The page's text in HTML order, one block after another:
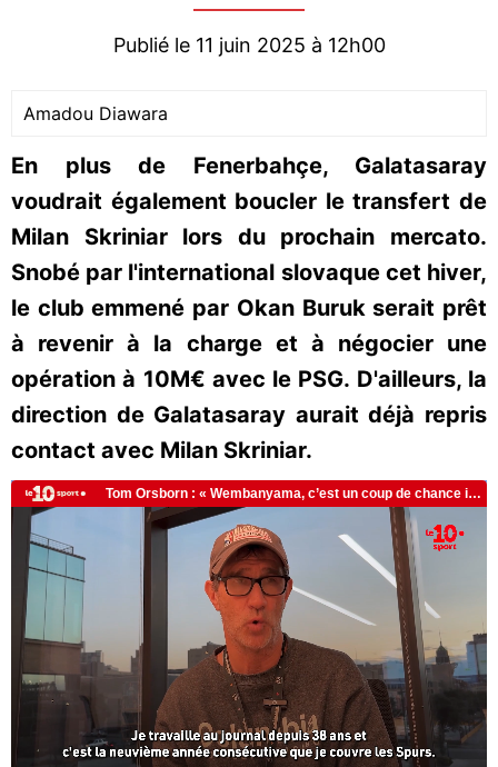
Publié le 11 juin 2025 à 12h00
Amadou Diawara
En plus de Fenerbahçe, Galatasaray
voudrait également boucler le transfert de
Milan Skriniar lors du prochain mercato.
Snobé par l'international slovaque cet hiver,
le club emmené par Okan Buruk serait prêt
à revenir à la charge et à négocier une
opération à 10M€ avec le PSG. D'ailleurs, la
direction de Galatasaray aurait déjà repris
contact avec Milan Skriniar.